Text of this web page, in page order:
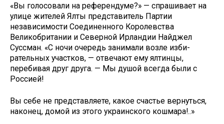
«Вы голосовали на референду­ме?» — спрашивает на
улице жи­телей Ялты представитель Партии
независимости Соединенного Коро­левства
Великобритании и Север­ной Ирландии Найджел
Суссман. «С ночи очередь занимали возле изби­
рательных участков, — отвечают ему ялтинцы,
перебивая друг друга. — Мы душой всегда были с
Россией!
Вы себе не представляете, какое счастье вернуться,
наконец, домой из этого украинского кошмара!..»